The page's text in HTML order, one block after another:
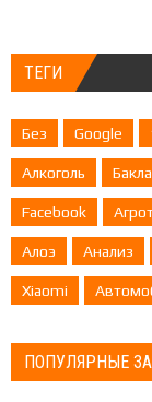
ТЕГИ
Без Google
Алкоголь
Facebook
Алоэ Анализ
Xiaomi
ПОПУЛЯРНЫЕ